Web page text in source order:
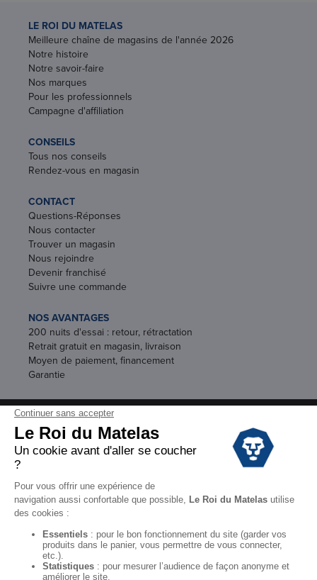
LE ROI DU MATELAS
Meilleure chaîne de magasins de l'année 2026
Notre histoire
Notre savoir-faire
Nos marques
Pour les professionnels
Campagne d'affiliation
CONSEILS
Tous nos conseils
Rendez-vous en magasin
CONTACT
Questions-Réponses
Nous contacter
Trouver un magasin
Nous rejoindre
Devenir franchisé
Suivre une commande
NOS AVANTAGES
200 nuits d'essai : retour, rétractation
Retrait gratuit en magasin, livraison
Moyen de paiement, financement
Garantie
Conditions des offres
Black Friday
Destockage
Conditions Générales de vente magasin
Mentions Légales
Données personnelles
Codes promo Le Roi du Matelas